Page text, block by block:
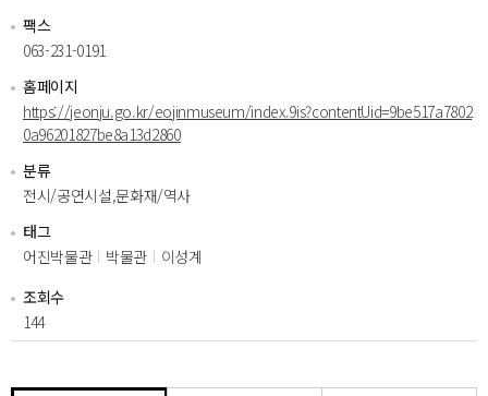
팩스
063-231-0191
홈페이지
https://jeonju.go.kr/eojinmuseum/index.9is?contentUid=9be517a7802
0a96201827be8a13d2860
분류
전시/공연시설,문화재/역사
태그
어진박물관
박물관
이성계
조회수
144